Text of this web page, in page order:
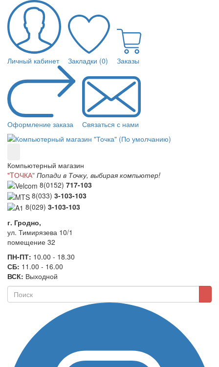
Личный кабинет Закладки (0) Заказы
Оформление заказа Связаться с нами
Компьютерный магазин
"TОЧКА" Попади в Точку, выбирая компьютер!
8(0152) 717-103
8(033) 3-103-103
8(029) 3-103-103
г. Гродно,
ул. Тимирязева 10/1
помещение 32
ПН-ПТ: 10.00 - 18.30
СБ: 11.00 - 16.00
ВСК: Выходной